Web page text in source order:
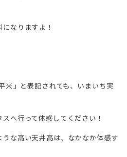
なりますよ！
米」と表記されても、いまいち実
へ行って体感してください！
な高い天井高は、なかなか体感す